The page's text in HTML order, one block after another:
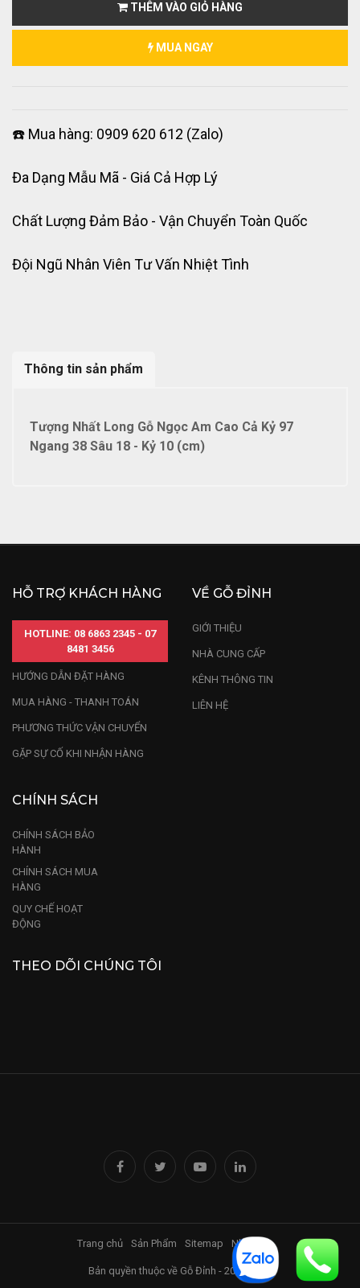
THÊM VÀO GIỎ HÀNG
MUA NGAY
☎️ Mua hàng: 0909 620 612 (Zalo)
Đa Dạng Mẫu Mã - Giá Cả Hợp Lý
Chất Lượng Đảm Bảo - Vận Chuyển Toàn Quốc
Đội Ngũ Nhân Viên Tư Vấn Nhiệt Tình
Thông tin sản phẩm
Tượng Nhất Long Gỗ Ngọc Am Cao Cả Kỷ 97
Ngang 38 Sâu 18 - Kỷ 10 (cm)
HỖ TRỢ KHÁCH HÀNG
HOTLINE: 08 6863 2345 - 07
8481 3456
HƯỚNG DẪN ĐẶT HÀNG
MUA HÀNG - THANH TOÁN
PHƯƠNG THỨC VẬN CHUYỂN
GẶP SỰ CỐ KHI NHẬN HÀNG
VỀ GỖ ĐỈNH
GIỚI THIỆU
NHÀ CUNG CẤP
KÊNH THÔNG TIN
LIÊN HỆ
CHÍNH SÁCH
CHÍNH SÁCH BẢO
HÀNH
CHÍNH SÁCH MUA
HÀNG
QUY CHẾ HOẠT
ĐỘNG
THEO DÕI CHÚNG TÔI
Trang chủ Sản Phẩm Sitemap Nhà Đỉnh
Bản quyền thuộc về Gỗ Đỉnh - 2017-2025